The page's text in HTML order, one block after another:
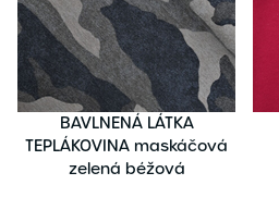
BAVLNENÁ LÁTKA
TEPLÁKOVINA maskáčová
zelená béžová